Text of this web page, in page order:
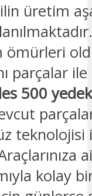
üretim
ömürleri
parçalar ile
500
teknolojisi
kolay